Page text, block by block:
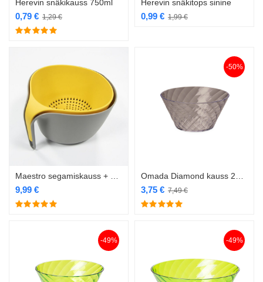
Herevin snäkikauss 750ml
1,29€
0,79 €
Herevin snäkitops sinine
1,99€
0,99 €
9,99 €
-50%
7,49€
3,75 €
-49% -49%